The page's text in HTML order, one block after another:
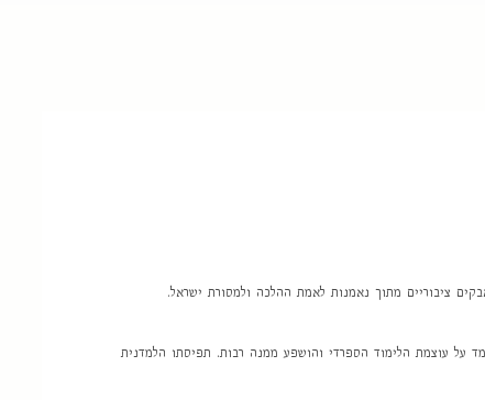
ציבוריים מתוך נאמנות לאמת ההלכה ולמסורת ישראל.
על עוצמת הלימוד הספרדי והושפע ממנה רבות. תפיסתו הלמדנית